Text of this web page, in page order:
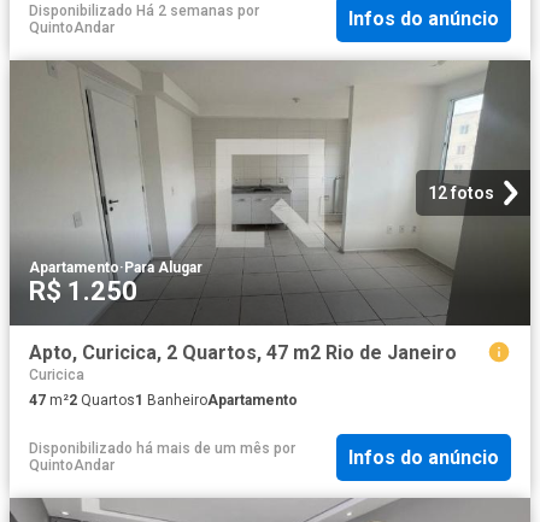
Disponibilizado Há 2 semanas por
QuintoAndar
Infos do anúncio
12 fotos
Apartamento·Para Alugar
R$ 1.250
Apto, Curicica, 2 Quartos, 47 m2 Rio de Janeiro
Curicica
47 m²2 Quartos1 BanheiroApartamento
Disponibilizado há mais de um mês por
QuintoAndar
Infos do anúncio